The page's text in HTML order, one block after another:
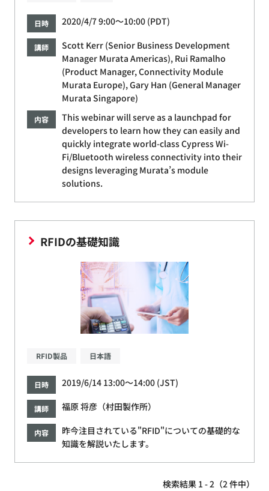
日時 2020/4/7 9:00～10:00 (PDT)
講師
Scott Kerr (Senior Business Development
Manager Murata Americas), Rui Ramalho
(Product Manager, Connectivity Module
Murata Europe), Gary Han (General Manager
Murata Singapore)
内容
This webinar will serve as a launchpad for
developers to learn how they can easily and
quickly integrate world-class Cypress Wi-
Fi/Bluetooth wireless connectivity into their
designs leveraging Murata’s module
solutions.
RFIDの基礎知識
RFID製品 日本語
日時 2019/6/14 13:00～14:00 (JST)
講師 福原 将彦（村田製作所）
内容
昨今注目されている"RFID"についての基礎的な
知識を解説いたします。
検索結果 1 - 2（2 件中）